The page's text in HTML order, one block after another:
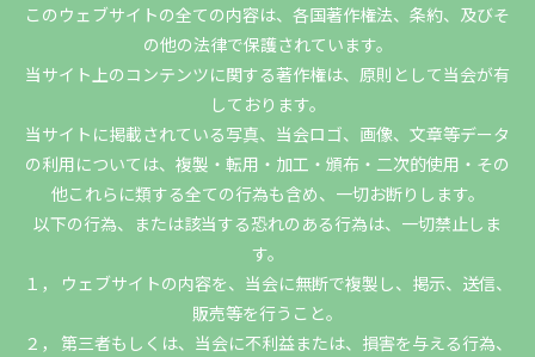
このウェブサイトの全ての内容は、各国著作権法、条約、及びそ
の他の法律で保護されています。
当サイト上のコンテンツに関する著作権は、原則として当会が有
しております。
当サイトに掲載されている写真、当会ロゴ、画像、文章等データ
の利用については、複製・転用・加工・頒布・二次的使用・その
他これらに類する全ての行為も含め、一切お断りします。
以下の行為、または該当する恐れのある行為は、一切禁止しま
す。
１， ウェブサイトの内容を、当会に無断で複製し、掲示、送信、
販売等を行うこと。
２， 第三者もしくは、当会に不利益または、損害を与える行為、